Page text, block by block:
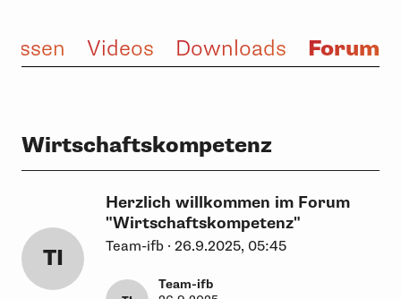
Videos Downloads Forum
Wirtschaftskompetenz
TI
Herzlich willkommen im Forum
"Wirtschaftskompetenz"
Team-ifb · 26.9.2025, 05:45
Team-ifb